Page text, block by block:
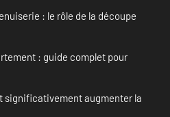
: le rôle de la découpe
: guide complet pour
significativement augmenter la